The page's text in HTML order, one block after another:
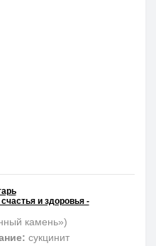
и здоровья -
камень»)
сукцинит